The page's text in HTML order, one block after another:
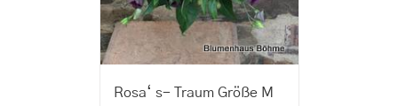
Rosa‘ s- Traum Größe M